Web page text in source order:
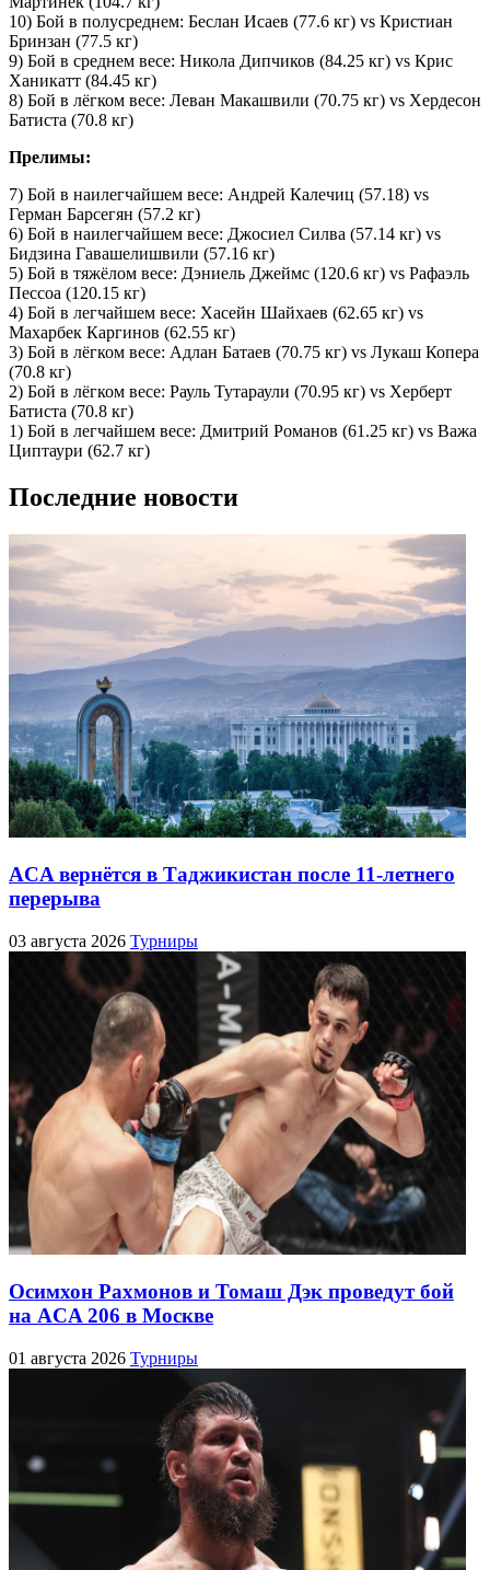
10) Бой в полусреднем: Беслан Исаев (77.6 кг) vs Кристиан
Бринзан (77.5 кг)
9) Бой в среднем весе: Никола Дипчиков (84.25 кг) vs Крис
Ханикатт (84.45 кг)
8) Бой в лёгком весе: Леван Макашвили (70.75 кг) vs Хердесон
Батиста (70.8 кг)
Прелимы:
7) Бой в наилегчайшем весе: Андрей Калечиц (57.18) vs
Герман Барсегян (57.2 кг)
6) Бой в наилегчайшем весе: Джосиел Силва (57.14 кг) vs
Бидзина Гавашелишвили (57.16 кг)
5) Бой в тяжёлом весе: Дэниель Джеймс (120.6 кг) vs Рафаэль
Пессоа (120.15 кг)
4) Бой в легчайшем весе: Хасейн Шайхаев (62.65 кг) vs
Махарбек Каргинов (62.55 кг)
3) Бой в лёгком весе: Адлан Батаев (70.75 кг) vs Лукаш Копера
(70.8 кг)
2) Бой в лёгком весе: Рауль Тутараули (70.95 кг) vs Херберт
Батиста (70.8 кг)
1) Бой в легчайшем весе: Дмитрий Романов (61.25 кг) vs Важа
Циптаури (62.7 кг)
Последние новости
ACA вернётся в Таджикистан после 11-летнего
перерыва
03 августа 2026 Турниры
Осимхон Рахмонов и Томаш Дэк проведут бой
на ACA 206 в Москве
01 августа 2026 Турниры